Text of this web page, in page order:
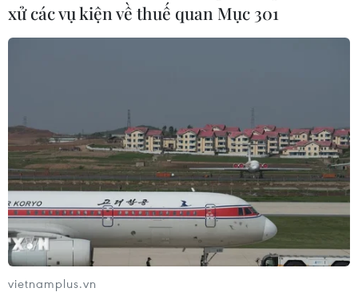
quan khiến nhiều tài xế phải tìm phương án
để bán tại các chợ nội địa với hy vọng gỡ gạc
được phần nào vốn đầu tư.
xử các vụ kiện về thuế quan Mục 301
vietnamplus.vn